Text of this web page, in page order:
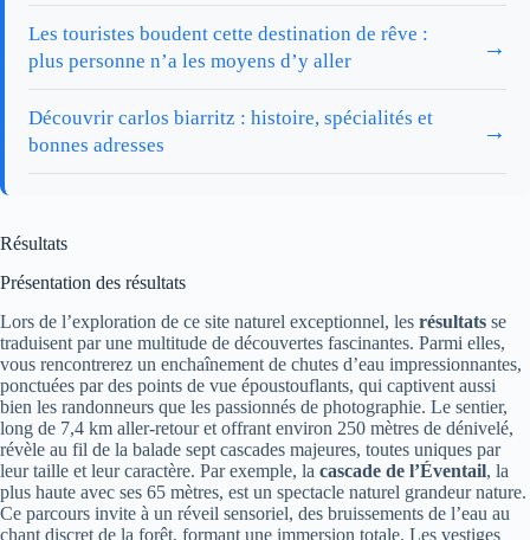
Les touristes boudent cette destination de rêve :
plus personne n’a les moyens d’y aller
→
Découvrir carlos biarritz : histoire, spécialités et
bonnes adresses
→
Résultats
Présentation des résultats
Lors de l’exploration de ce site naturel exceptionnel, les résultats se
traduisent par une multitude de découvertes fascinantes. Parmi elles,
vous rencontrerez un enchaînement de chutes d’eau impressionnantes,
ponctuées par des points de vue époustouflants, qui captivent aussi
bien les randonneurs que les passionnés de photographie. Le sentier,
long de 7,4 km aller-retour et offrant environ 250 mètres de dénivelé,
révèle au fil de la balade sept cascades majeures, toutes uniques par
leur taille et leur caractère. Par exemple, la cascade de l’Éventail, la
plus haute avec ses 65 mètres, est un spectacle naturel grandeur nature.
Ce parcours invite à un réveil sensoriel, des bruissements de l’eau au
chant discret de la forêt, formant une immersion totale. Les vestiges